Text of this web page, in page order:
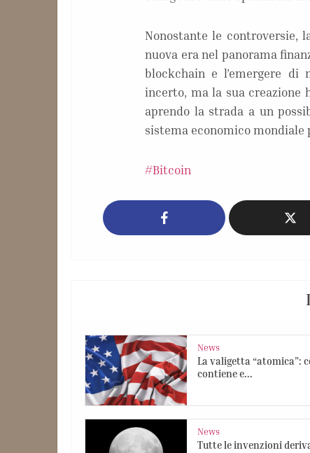
Nonostante le controversie,
nuova era nel panorama
blockchain e l’emergere
incerto, ma la sua creazione
aprendo la strada a un
sistema economico
Bitcoin
News
La valigetta “atomica”:
contiene e...
News
Tutte le invenzioni